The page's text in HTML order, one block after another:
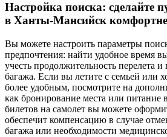
Настройка поиска: сделайте
в Ханты-Мансийск
Вы можете настроить параметры
предпочтения: найти удобное время
учесть продолжительность перелета
багажа. Если вы летите с семьей или
более удобным, посмотрите на
как бронирование места или питание
билетов на самолет вы можете
обеспечит компенсацию в случае
багажа или необходимости